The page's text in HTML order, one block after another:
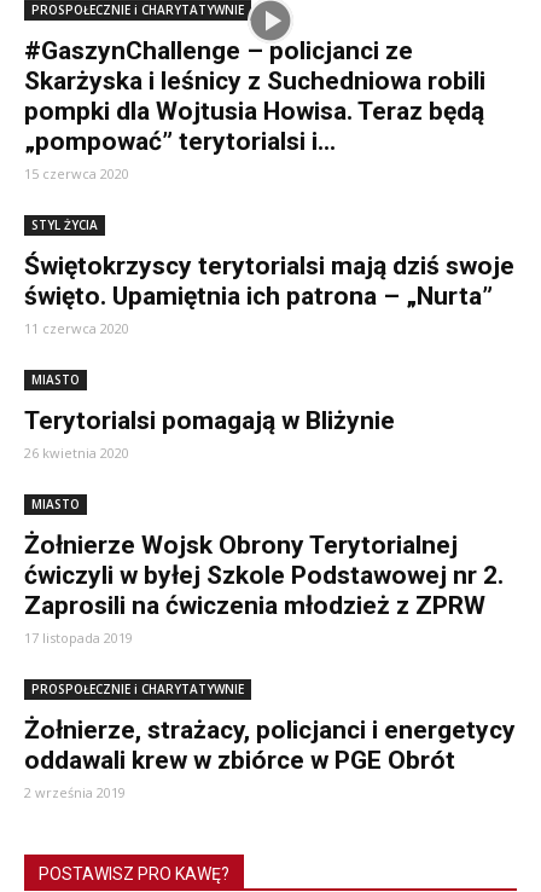
PROSPOŁECZNIE i CHARYTATYWNIE
#GaszynChallenge – policjanci ze
Skarżyska i leśnicy z Suchedniowa robili
pompki dla Wojtusia Howisa. Teraz będą
„pompować” terytorialsi i...
15 czerwca 2020
STYL ŻYCIA
Świętokrzyscy terytorialsi mają dziś swoje
święto. Upamiętnia ich patrona – „Nurta”
11 czerwca 2020
MIASTO
Terytorialsi pomagają w Bliżynie
26 kwietnia 2020
MIASTO
Żołnierze Wojsk Obrony Terytorialnej
ćwiczyli w byłej Szkole Podstawowej nr 2.
Zaprosili na ćwiczenia młodzież z ZPRW
17 listopada 2019
PROSPOŁECZNIE i CHARYTATYWNIE
Żołnierze, strażacy, policjanci i energetycy
oddawali krew w zbiórce w PGE Obrót
2 września 2019
POSTAWISZ PRO KAWĘ?